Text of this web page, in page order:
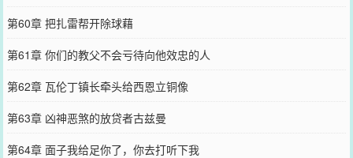
第60章 把扎雷帮开除球藉
第61章 你们的教父不会亏待向他效忠的人
第62章 瓦伦丁镇长牵头给西恩立铜像
第63章 凶神恶煞的放贷者古兹曼
第64章 面子我给足你了，你去打听下我